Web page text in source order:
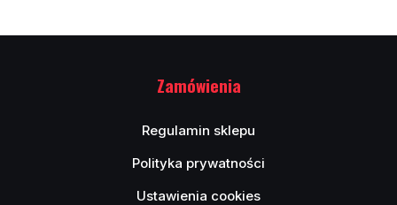
Zamówienia
Regulamin sklepu
Polityka prywatności
Ustawienia cookies